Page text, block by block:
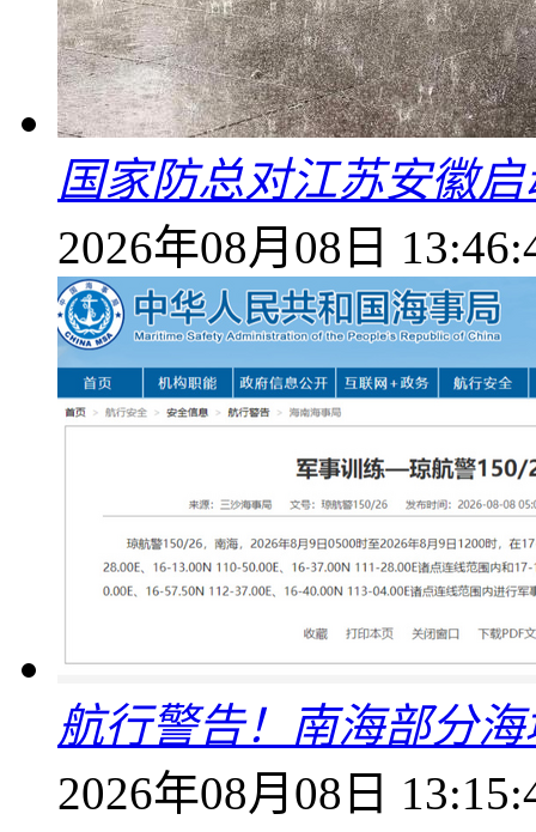
国家防总对江苏安徽
2026年08月08日
航行警告！南海部分
2026年08月08日